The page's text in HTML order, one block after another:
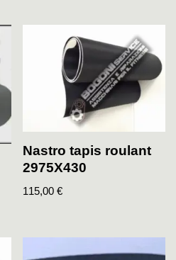
Nastro tapis roulant
2975X430
115,00€